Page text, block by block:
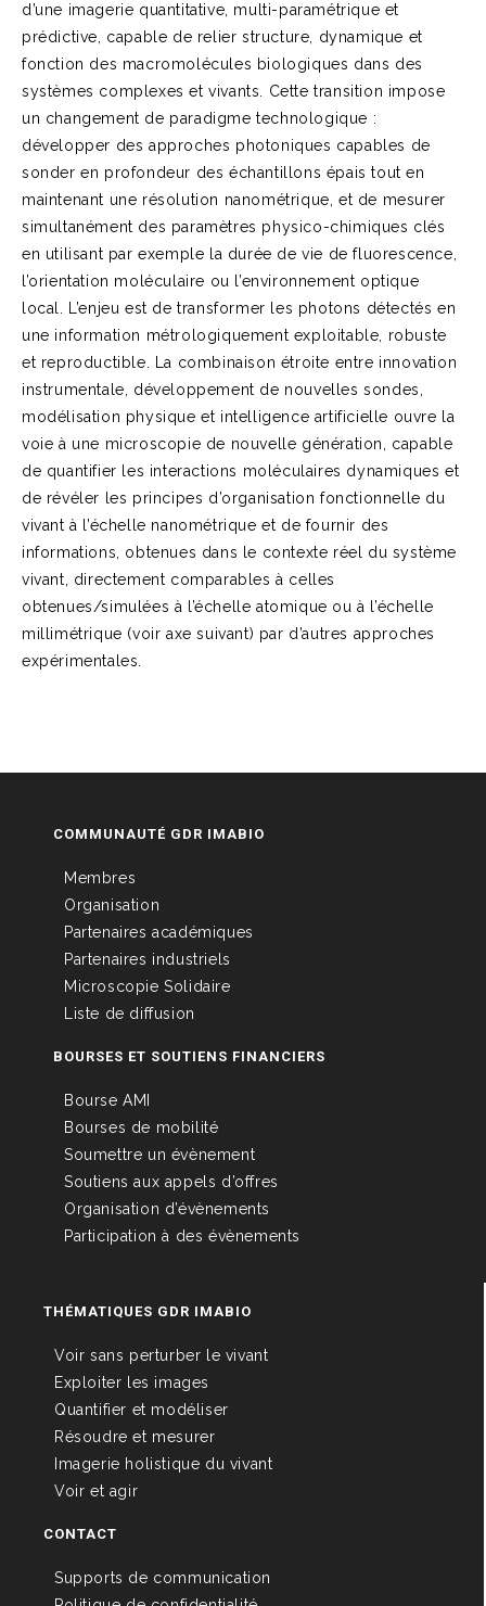
d’une imagerie quantitative, multi-paramétrique et
prédictive, capable de relier structure, dynamique et
fonction des macromolécules biologiques dans des
systèmes complexes et vivants. Cette transition impose
un changement de paradigme technologique :
développer des approches photoniques capables de
sonder en profondeur des échantillons épais tout en
maintenant une résolution nanométrique, et de mesurer
simultanément des paramètres physico-chimiques clés
en utilisant par exemple la durée de vie de fluorescence,
l’orientation moléculaire ou l’environnement optique
local. L’enjeu est de transformer les photons détectés en
une information métrologiquement exploitable, robuste
et reproductible. La combinaison étroite entre innovation
instrumentale, développement de nouvelles sondes,
modélisation physique et intelligence artificielle ouvre la
voie à une microscopie de nouvelle génération, capable
de quantifier les interactions moléculaires dynamiques et
de révéler les principes d’organisation fonctionnelle du
vivant à l’échelle nanométrique et de fournir des
informations, obtenues dans le contexte réel du système
vivant, directement comparables à celles
obtenues/simulées à l’échelle atomique ou à l’échelle
millimétrique (voir axe suivant) par d’autres approches
expérimentales.
COMMUNAUTÉ GDR IMABIO
Membres
Organisation
Partenaires académiques
Partenaires industriels
Microscopie Solidaire
Liste de diffusion
BOURSES ET SOUTIENS FINANCIERS
Bourse AMI
Bourses de mobilité
Soumettre un évènement
Soutiens aux appels d’offres
Organisation d’évènements
Participation à des évènements
THÉMATIQUES GDR IMABIO
Voir sans perturber le vivant
Exploiter les images
Quantifier et modéliser
Résoudre et mesurer
Imagerie holistique du vivant
Voir et agir
CONTACT
Supports de communication